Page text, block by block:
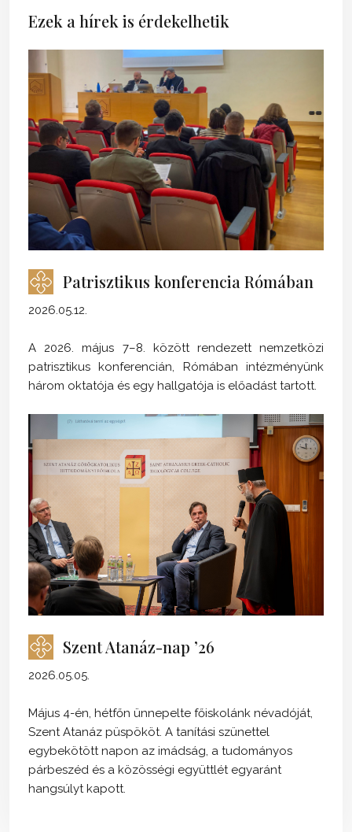
Ezek a hírek is érdekelhetik
Patrisztikus konferencia Rómában
2026.05.12.
A 2026. május 7–8. között rendezett nemzetközi
patrisztikus konferencián, Rómában intézményünk
három oktatója és egy hallgatója is előadást tartott.
Szent Atanáz-nap ’26
2026.05.05.
Május 4-én, hétfőn ünnepelte főiskolánk névadóját,
Szent Atanáz püspököt. A tanítási szünettel
egybekötött napon az imádság, a tudományos
párbeszéd és a közösségi együttlét egyaránt
hangsúlyt kapott.